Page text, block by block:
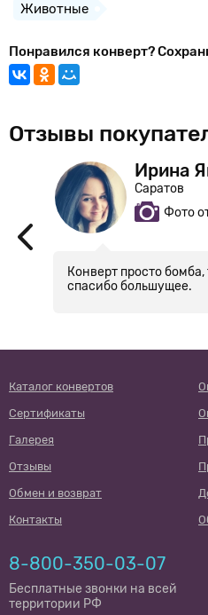
Животные
Понравился конверт?
Отзывы
Ирина
Саратов
Фото
Конверт просто бомба,
спасибо большущее.
Каталог конвертов
Сертификаты
Галерея
Отзывы
Обмен и возврат
Контакты
8-800-350-03-07
Бесплатные звонки на всей
территории РФ